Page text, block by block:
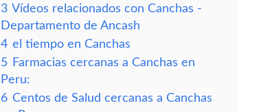
3 Vídeos relacionados con Canchas -
Departamento de Ancash
4 el tiempo en Canchas
5 Farmacias cercanas a Canchas en
Peru:
6 Centos de Salud cercanas a Canchas